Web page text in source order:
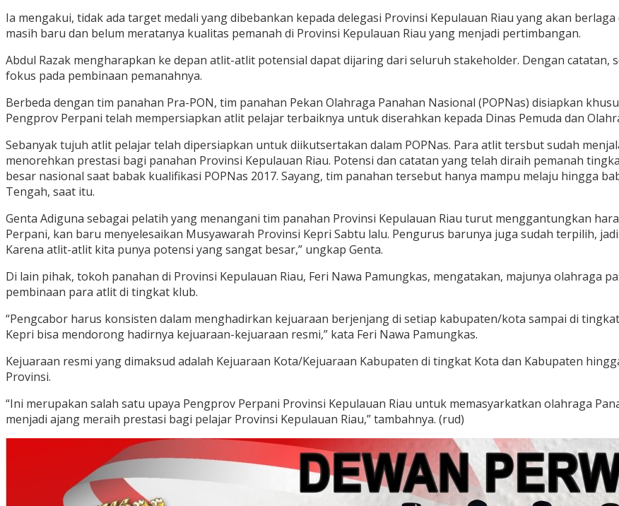
Ia mengakui, tidak ada target medali yang dibebankan kepada delegasi Provinsi Kepulauan Riau yang akan
masih baru dan belum meratanya kualitas pemanah di Provinsi Kepulauan Riau yang menjadi pertimbangan.
Abdul Razak mengharapkan ke depan atlit-atlit potensial dapat dijaring dari seluruh stakeholder. Dengan
fokus pada pembinaan pemanahnya.
Berbeda dengan tim panahan Pra-PON, tim panahan Pekan Olahraga Panahan Nasional (POPNas) disiapkan
Pengprov Perpani telah mempersiapkan atlit pelajar terbaiknya untuk diserahkan kepada Dinas Pemuda dan
Sebanyak tujuh atlit pelajar telah dipersiapkan untuk diikutsertakan dalam POPNas. Para atlit tersbut sudah
menorehkan prestasi bagi panahan Provinsi Kepulauan Riau. Potensi dan catatan yang telah diraih pemanah
besar nasional saat babak kualifikasi POPNas 2017. Sayang, tim panahan tersebut hanya mampu melaju hingga
Tengah, saat itu.
Genta Adiguna sebagai pelatih yang menangani tim panahan Provinsi Kepulauan Riau turut menggantungkan
Perpani, kan baru menyelesaikan Musyawarah Provinsi Kepri Sabtu lalu. Pengurus barunya juga sudah terpilih,
Karena atlit-atlit kita punya potensi yang sangat besar,” ungkap Genta.
Di lain pihak, tokoh panahan di Provinsi Kepulauan Riau, Feri Nawa Pamungkas, mengatakan, majunya olahraga
pembinaan para atlit di tingkat klub.
“Pengcabor harus konsisten dalam menghadirkan kejuaraan berjenjang di setiap kabupaten/kota sampai di
Kepri bisa mendorong hadirnya kejuaraan-kejuaraan resmi,” kata Feri Nawa Pamungkas.
Kejuaraan resmi yang dimaksud adalah Kejuaraan Kota/Kejuaraan Kabupaten di tingkat Kota dan Kabupaten
Provinsi.
“Ini merupakan salah satu upaya Pengprov Perpani Provinsi Kepulauan Riau untuk memasyarkatkan olahraga
menjadi ajang meraih prestasi bagi pelajar Provinsi Kepulauan Riau,” tambahnya. (rud)